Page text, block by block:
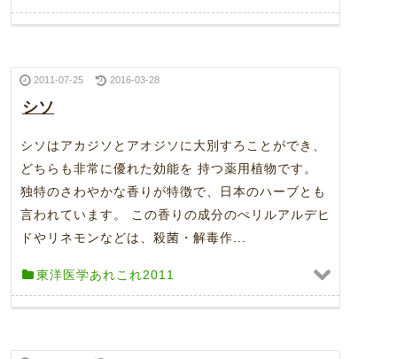
2011-07-25 2016-03-28
シソ
シソはアカジソとアオジソに大別すろことができ、
どちらも非常に優れた効能を 持つ薬用植物です。
独特のさわやかな香りが特徴で、日本のハーブとも
言われています。 この香りの成分のぺリルアルデヒ
ドやリネモンなどは、殺菌・解毒作...
東洋医学あれこれ2011